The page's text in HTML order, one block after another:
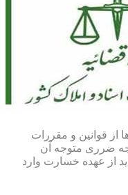
از قوانین و مقررات
ضرری متوجه آن
از عهده خسارت وارد